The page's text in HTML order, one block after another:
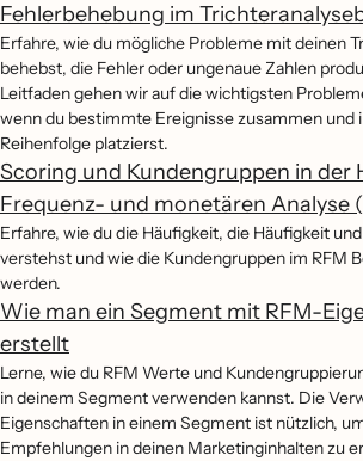
Fehlerbehebung im
Erfahre, wie du mögliche Probleme mit deinen
behebst, die Fehler oder ungenaue Zahlen
Leitfaden gehen wir auf die wichtigsten
wenn du bestimmte Ereignisse zusammen und
Reihenfolge platzierst.
Scoring und Kundengruppen in der
Frequenz- und monetären Analyse
Erfahre, wie du die Häufigkeit, die Häufigkeit
verstehst und wie die Kundengruppen im RFM
werden.
Wie man ein Segment mit RFM-
erstellt
Lerne, wie du RFM Werte und
in deinem Segment verwenden kannst. Die
Eigenschaften in einem Segment ist nützlich,
Empfehlungen in deinen Marketinginhalten zu